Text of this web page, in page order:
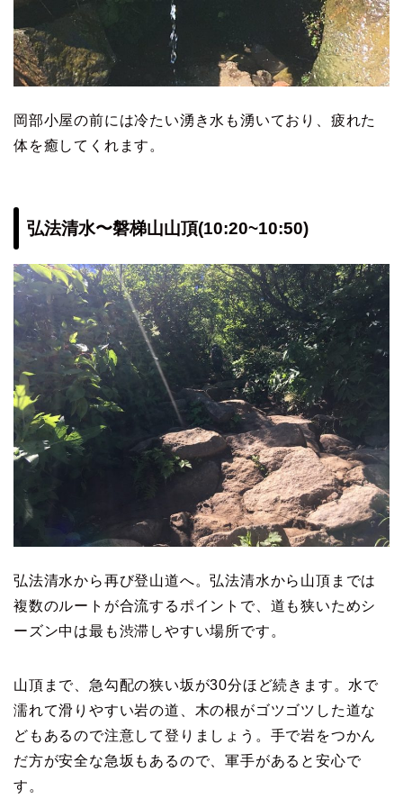
岡部小屋の前には冷たい湧き水も湧いており、疲れた
体を癒してくれます。
弘法清水〜磐梯山山頂(10:20~10:50)
弘法清水から再び登山道へ。弘法清水から山頂までは
複数のルートが合流するポイントで、道も狭いためシ
ーズン中は最も渋滞しやすい場所です。
山頂まで、急勾配の狭い坂が30分ほど続きます。水で
濡れて滑りやすい岩の道、木の根がゴツゴツした道な
どもあるので注意して登りましょう。手で岩をつかん
だ方が安全な急坂もあるので、軍手があると安心で
す。